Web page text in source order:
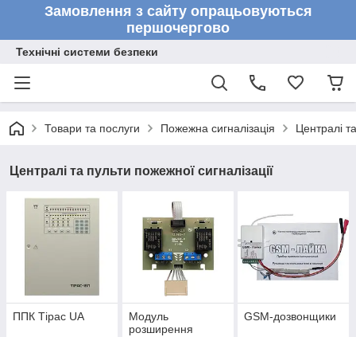
Замовлення з сайту опрацьовуються
першочергово
Технічні системи безпеки
Товари та послуги Пожежна сигналізація Централі
Централі та пульти пожежної сигналізації
ППК Тірас UA
Модуль
розширення
GSM-дозвонщики